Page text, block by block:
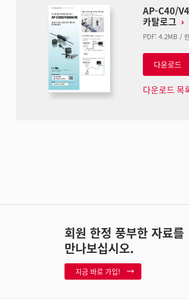
AP-C40/
카탈로그
PDF: 4.2MB /
다운로드
다운로드 목
회원 한정 풍부한 자료를
만나보십시오.
지금 바로 가입!